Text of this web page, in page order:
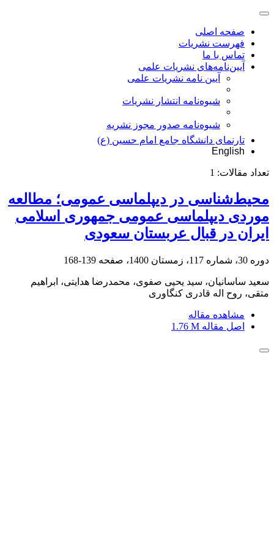
صفحه اصلی
فهرست نشریات
تماس با ما
آیین‌نامه‌های نشریات علمی
آیین نامه نشریات علمی
شیوه‌نامه انتشار نشریات
شیوهنامه صدور مجوز نشریه
تارنمای دانشگاه جامع امام حسین (ع)
English
تعداد مقالات: 1
محیط‌‌شناسی در دیپلماسی عمومی؛ مطالعه
موردی دیپلماسی عمومی جمهوری اسلامی
ایران در قبال عربستان سعودی
دوره 30، شماره 117، زمستان 1400، صفحه 139-168
سعید ساسانیان، سید یحیی صفوی، محمدرضا هدایتی، ابراهیم
متقی، روح اله قادری کنگاوری
مشاهده مقاله
اصل مقاله 1.76 M